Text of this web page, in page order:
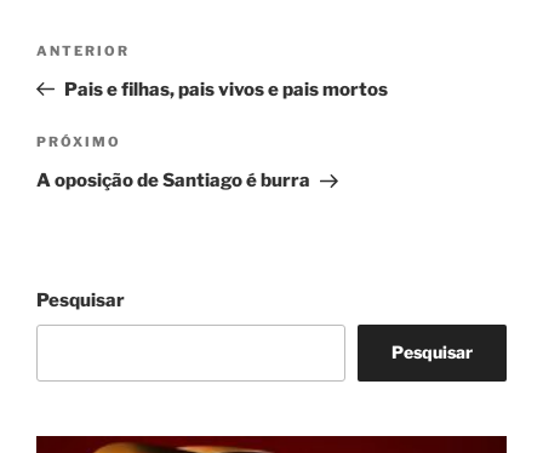
Post
Post
anterior
ANTERIOR
Pais e filhas, pais vivos e pais mortos
Próximo
post
PRÓXIMO
A oposição de Santiago é burra
Pesquisar
Pesquisar